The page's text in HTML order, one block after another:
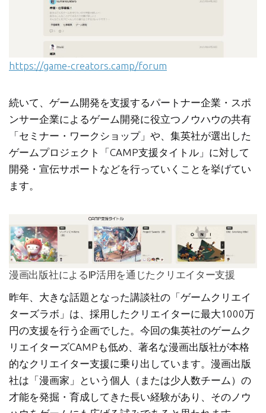
https://game-creators.camp/forum
続いて、ゲーム開発を支援するパートナー企業・スポ
ンサー企業によるゲーム開発に役立つノウハウの共有
「セミナー・ワークショップ」や、集英社が選出した
ゲームプロジェクト「CAMP支援タイトル」に対して
開発・宣伝サポートなどを行っていくことを挙げてい
ます。
漫画出版社によるIP活用を通じたクリエイター支援
昨年、大きな話題となった講談社の「ゲームクリエイ
ターズラボ」は、採用したクリエイターに最大1000万
円の支援を行う企画でした。今回の集英社のゲームク
リエイターズCAMPも低め、著名な漫画出版社が本格
的なクリエイター支援に乗り出しています。漫画出版
社は「漫画家」という個人（または少人数チーム）の
才能を発掘・育成してきた長い経験があり、そのノウ